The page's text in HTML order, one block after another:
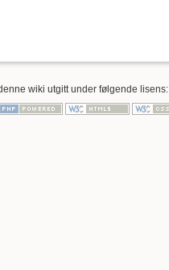
wiki utgitt under følgende lisens: